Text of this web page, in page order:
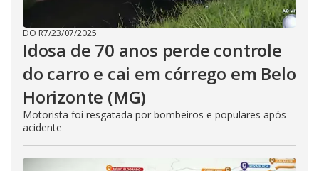
DO R7/23/07/2025
Idosa de 70 anos perde controle
do carro e cai em córrego em Belo
Horizonte (MG)
Motorista foi resgatada por bombeiros e populares após
acidente